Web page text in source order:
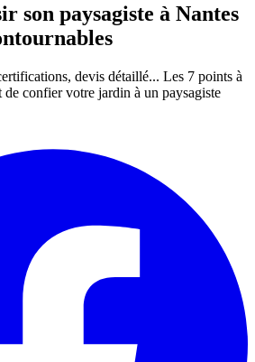
son paysagiste à Nantes
devis détaillé... Les 7 points à
confier votre jardin à un paysagiste